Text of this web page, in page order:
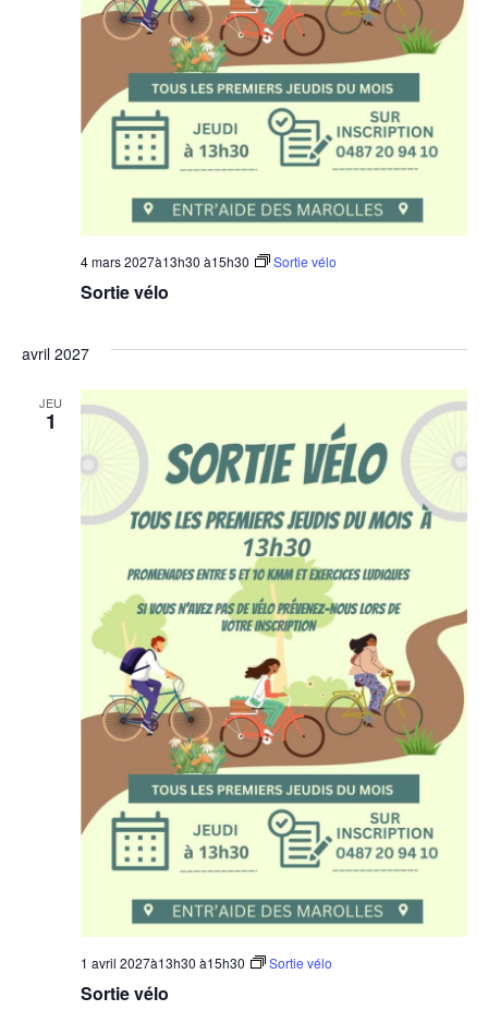
Sortie vélo
4 mars 2027à13h30 à15h30 Sortie vélo
avril 2027
JEU
1
Sortie vélo
1 avril 2027à13h30 à15h30 Sortie vélo